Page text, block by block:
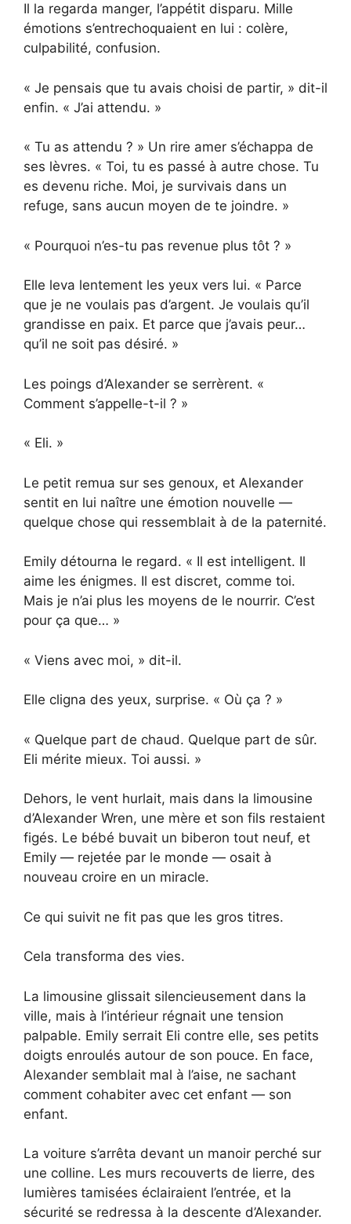
Il la regarda manger, l’appétit disparu. Mille
émotions s’entrechoquaient en lui : colère,
culpabilité, confusion.
« Je pensais que tu avais choisi de partir, » dit-il
enfin. « J’ai attendu. »
« Tu as attendu ? » Un rire amer s’échappa de
ses lèvres. « Toi, tu es passé à autre chose. Tu
es devenu riche. Moi, je survivais dans un
refuge, sans aucun moyen de te joindre. »
« Pourquoi n’es-tu pas revenue plus tôt ? »
Elle leva lentement les yeux vers lui. « Parce
que je ne voulais pas d’argent. Je voulais qu’il
grandisse en paix. Et parce que j’avais peur…
qu’il ne soit pas désiré. »
Les poings d’Alexander se serrèrent. «
Comment s’appelle-t-il ? »
« Eli. »
Le petit remua sur ses genoux, et Alexander
sentit en lui naître une émotion nouvelle —
quelque chose qui ressemblait à de la paternité.
Emily détourna le regard. « Il est intelligent. Il
aime les énigmes. Il est discret, comme toi.
Mais je n’ai plus les moyens de le nourrir. C’est
pour ça que… »
« Viens avec moi, » dit-il.
Elle cligna des yeux, surprise. « Où ça ? »
« Quelque part de chaud. Quelque part de sûr.
Eli mérite mieux. Toi aussi. »
Dehors, le vent hurlait, mais dans la limousine
d’Alexander Wren, une mère et son fils restaient
figés. Le bébé buvait un biberon tout neuf, et
Emily — rejetée par le monde — osait à
nouveau croire en un miracle.
Ce qui suivit ne fit pas que les gros titres.
Cela transforma des vies.
La limousine glissait silencieusement dans la
ville, mais à l’intérieur régnait une tension
palpable. Emily serrait Eli contre elle, ses petits
doigts enroulés autour de son pouce. En face,
Alexander semblait mal à l’aise, ne sachant
comment cohabiter avec cet enfant — son
enfant.
La voiture s’arrêta devant un manoir perché sur
une colline. Les murs recouverts de lierre, des
lumières tamisées éclairaient l’entrée, et la
sécurité se redressa à la descente d’Alexander.